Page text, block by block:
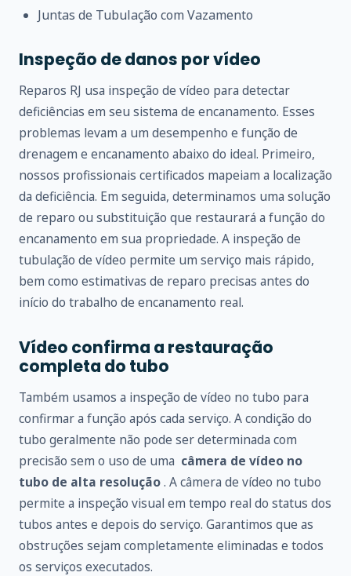
Juntas de Tubulação com Vazamento
Inspeção de danos por vídeo
Reparos RJ usa inspeção de vídeo para detectar
deficiências em seu sistema de encanamento. Esses
problemas levam a um desempenho e função de
drenagem e encanamento abaixo do ideal. Primeiro,
nossos profissionais certificados mapeiam a localização
da deficiência. Em seguida, determinamos uma solução
de reparo ou substituição que restaurará a função do
encanamento em sua propriedade. A inspeção de
tubulação de vídeo permite um serviço mais rápido,
bem como estimativas de reparo precisas antes do
início do trabalho de encanamento real.
Vídeo confirma a restauração
completa do tubo
Também usamos a inspeção de vídeo no tubo para
confirmar a função após cada serviço. A condição do
tubo geralmente não pode ser determinada com
precisão sem o uso de uma câmera de vídeo no
tubo de alta resolução. A câmera de vídeo no tubo
permite a inspeção visual em tempo real do status dos
tubos antes e depois do serviço. Garantimos que as
obstruções sejam completamente eliminadas e todos
os serviços executados.